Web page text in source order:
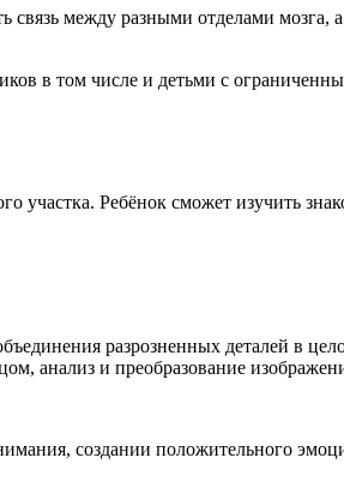
между разными отделами мозга,
в том числе и детьми с
участка. Ребёнок сможет изучить
разрозненных деталей в
анализ и преобразование
создании положительного